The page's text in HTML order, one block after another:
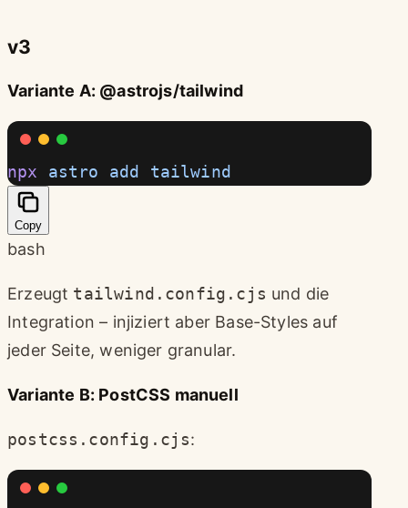
v3
Variante A: @astrojs/tailwind
npx astro add tailwind
Copy
bash
Erzeugt tailwind.config.cjs und die
Integration – injiziert aber Base-Styles auf
jeder Seite, weniger granular.
Variante B: PostCSS manuell
postcss.config.cjs: